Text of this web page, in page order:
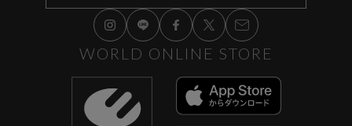
WORLD ONLINE STORE